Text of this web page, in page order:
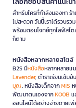
สำหรับใครที่กำลังมองหา ร้
ไม่สะดวก วันนี้เราได้รวบร
พร้อมตอบโจทย์ทุกไลฟ์สไ
ก็ตาม
หนังสือหลากหลายสไตล์
B2S มีหนังสือหลากหลายแ
Lavender, ตำราเรียนเข้ม
บุญ, หนังสือเด็กจากMIS
พัฒนาตนเองจากKOOB แ
ออนไลน์ได้อย่างง่ายดายเ